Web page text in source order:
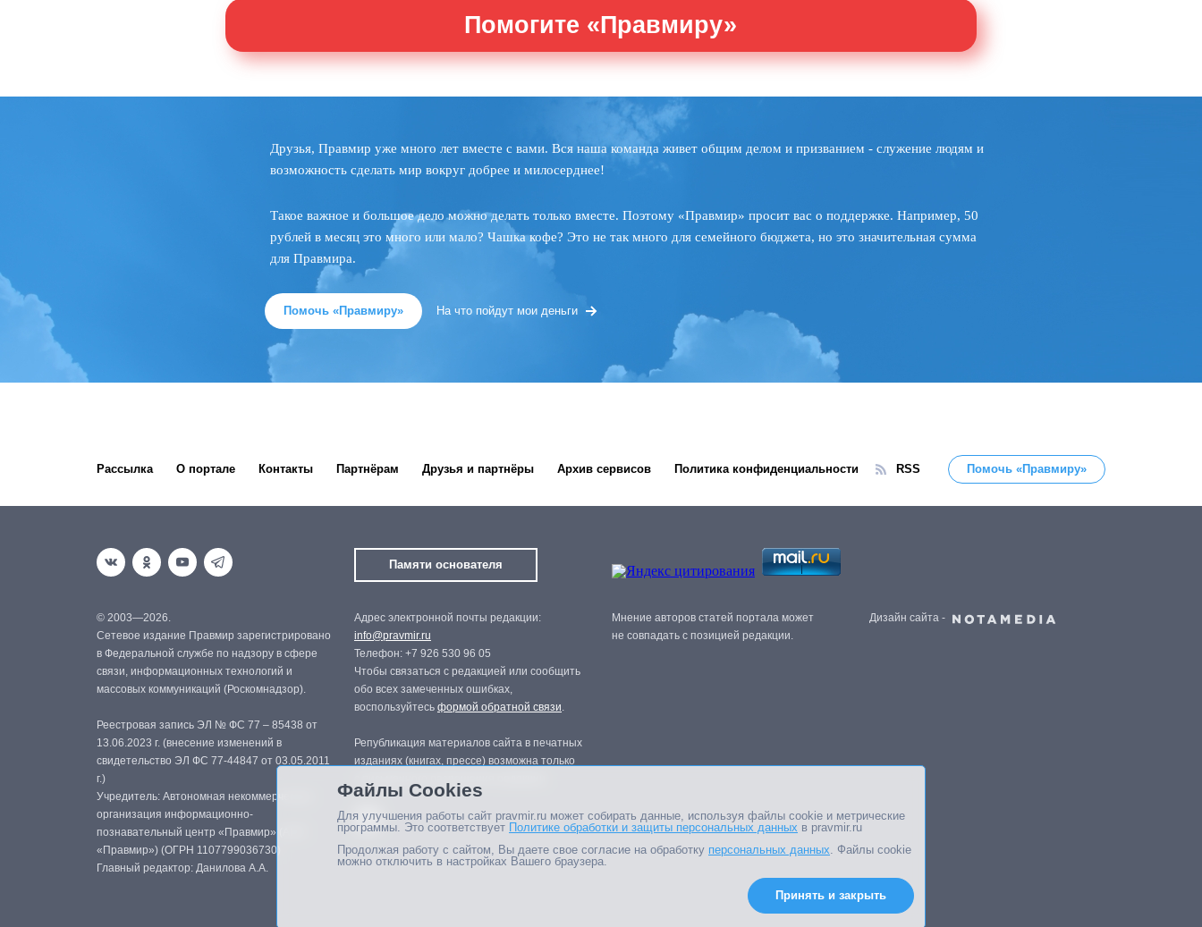
Помогите «Правмиру»
Друзья, Правмир уже много лет вместе с вами. Вся наша команда живет общим делом и призванием - служение людям и
возможность сделать мир вокруг добрее и милосерднее!
Такое важное и большое дело можно делать только вместе. Поэтому «Правмир» просит вас о поддержке. Например, 50
рублей в месяц это много или мало? Чашка кофе? Это не так много для семейного бюджета, но это значительная сумма
для Правмира.
Помочь «Правмиру» На что пойдут мои деньги
Рассылка О портале Контакты Партнёрам Друзья и партнёры Архив сервисов Политика конфиденциальности RSS Помочь «Правмиру»
Памяти основателя
© 2003—2026.
Сетевое издание Правмир зарегистрировано
в Федеральной службе по надзору в сфере
связи, информационных технологий и
массовых коммуникаций (Роскомнадзор).
Реестровая запись ЭЛ № ФС 77 – 85438 от
13.06.2023 г. (внесение изменений в
свидетельство ЭЛ ФС 77-44847 от 03.05.2011
г.)
Учредитель: Автономная некоммерческая
организация информационно-
познавательный центр «Правмир» (АНО
«Правмир») (ОГРН 1107799036730)
Главный редактор: Данилова А.А.
Адрес электронной почты редакции:
info@pravmir.ru
Телефон: +7 926 530 96 05
Чтобы связаться с редакцией или сообщить
обо всех замеченных ошибках,
воспользуйтесь формой обратной связи.
Републикация материалов сайта в печатных
изданиях (книгах, прессе) возможна только
Мнение авторов статей портала может
не совпадать с позицией редакции.
Дизайн сайта -
Файлы Cookies
Для улучшения работы сайт pravmir.ru может собирать данные, используя файлы cookie и метрические
программы. Это соответствует Политике обработки и защиты персональных данных в pravmir.ru
Продолжая работу с сайтом, Вы даете свое согласие на обработку персональных данных. Файлы cookie
можно отключить в настройках Вашего браузера.
Принять и закрыть